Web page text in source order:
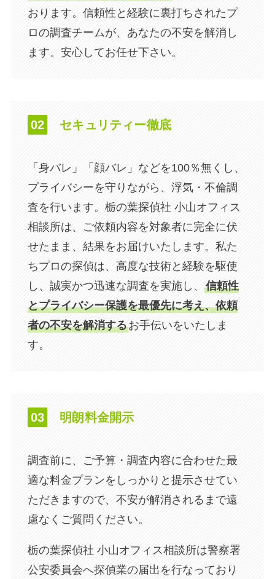
おります。信頼性と経験に裏打ちされたプ
ロの調査チームが、あなたの不安を解消し
ます。安心してお任せ下さい。
02 セキュリティー徹底
「身バレ」「顔バレ」などを100％無くし、
プライバシーを守りながら、浮気・不倫調
査を行います。栃の葉探偵社 小山オフィス
相談所は、ご依頼内容を対象者に完全に伏
せたまま、結果をお届けいたします。私た
ちプロの探偵は、高度な技術と経験を駆使
し、誠実かつ迅速な調査を実施し、 信頼性
とプライバシー保護を最優先に考え、依頼
者の不安を解消するお手伝いをいたしま
す。
03 明朗料金開示
調査前に、ご予算・調査内容に合わせた最
適な料金プランをしっかりと提示させてい
ただきますので、不安が解消されるまで遠
慮なくご質問ください。
栃の葉探偵社 小山オフィス相談所は警察署
公安委員会へ探偵業の届出を行なっており